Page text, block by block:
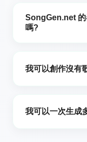
意配樂,或只是放鬆
曲目。這使得 AI 生
你的需求。這些 AI
先進演算法來產生
求。這是一種探索
備受推崇的工具是
工具提供使用者友
種風格的專業品質
的演算法,以生成聽
費使用與易用性脫
SongGen.net 的
嗎?
我可以創作沒有
我可以一次生成